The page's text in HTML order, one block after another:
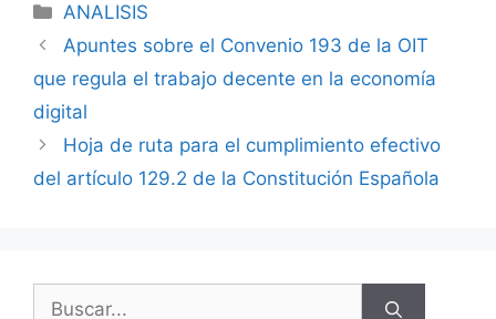
ANALISIS
Apuntes sobre el Convenio 193 de la OIT
que regula el trabajo decente en la economía
digital
Hoja de ruta para el cumplimiento efectivo
del artículo 129.2 de la Constitución Española